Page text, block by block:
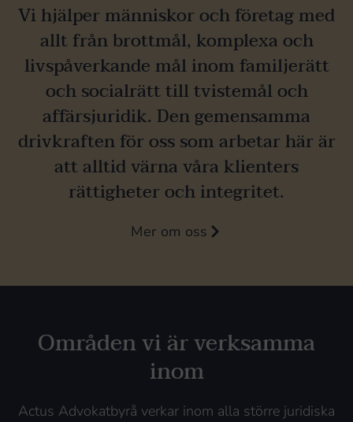
Vi hjälper människor och företag med
allt från brottmål, komplexa och
livspåverkande mål inom familjerätt
och socialrätt till tvistemål och
affärsjuridik. Den gemensamma
drivkraften för oss som arbetar här är
att alltid värna våra klienters
rättigheter och integritet.
Mer om oss
Områden vi är verksamma
inom
Actus Advokatbyrå verkar inom alla större juridiska